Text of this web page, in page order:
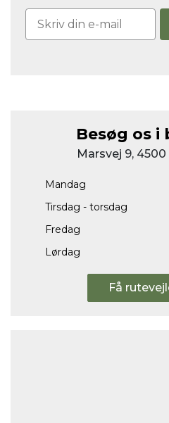
Besøg os
Marsvej 9,
Mandag
Tirsdag - torsdag
Fredag
Lørdag
Få